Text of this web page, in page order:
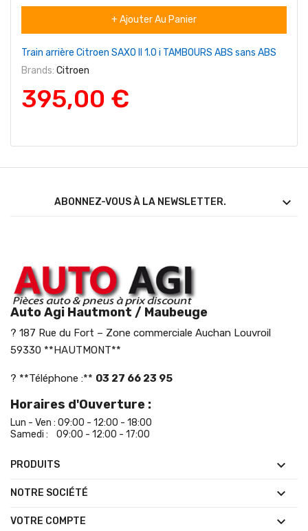
+ Ajouter Au Panier
Train arrière Citroen SAXO II 1.0 i TAMBOURS ABS sans ABS
Brands: Citroen
395,00 €
ABONNEZ-VOUS À LA NEWSLETTER. 
Auto Agi Hautmont / Maubeuge
? 187 Rue du Fort – Zone commerciale Auchan Louvroil
59330 **HAUTMONT**
? **Téléphone :** 03 27 66 23 95
Horaires d'Ouverture :
Lun - Ven : 09:00 - 12:00 - 18:00
Samedi : 09:00 - 12:00 - 17:00
PRODUITS 
NOTRE SOCIÉTÉ 
VOTRE COMPTE 